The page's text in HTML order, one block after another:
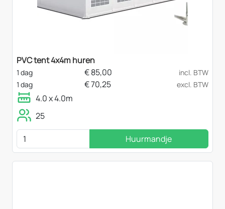
PVC tent 4x4m huren
1 dag €85,00
incl. BTW
1 dag
€70,25 excl. BTW
4.0 x 4.0m
25
Huurmandje